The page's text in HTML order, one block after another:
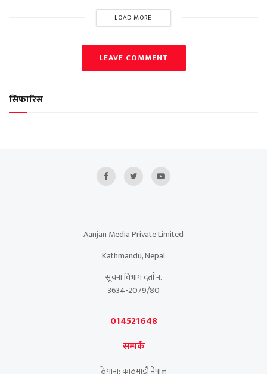
LOAD MORE
LEAVE COMMENT
सिफारिस
Aanjan Media Private Limited
Kathmandu, Nepal
सूचना विभाग दर्ता नं.
3634-2079/80
014521648
सम्पर्क